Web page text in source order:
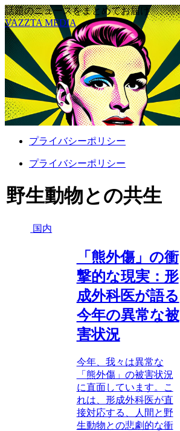
話題のニュースをまとめてお届け
VAZZTA MEDIA
プライバシーポリシー
プライバシーポリシー
野生動物との共生
国内
「熊外傷」の衝
撃的な現実：形
成外科医が語る
今年の異常な被
害状況
今年、我々は異常な
「熊外傷」の被害状況
に直面しています。こ
れは、形成外科医が直
接対応する、人間と野
生動物との悲劇的な衝